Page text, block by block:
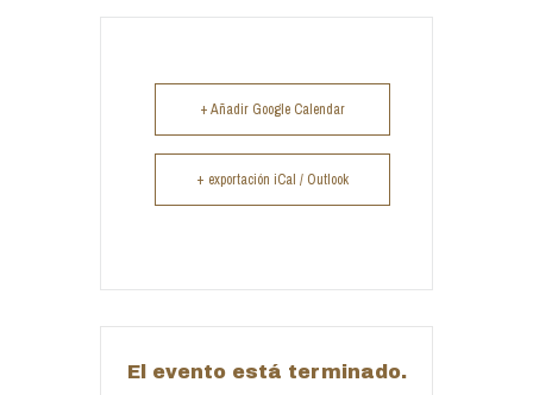
+ Añadir Google Calendar
+ exportación iCal / Outlook
El evento está terminado.